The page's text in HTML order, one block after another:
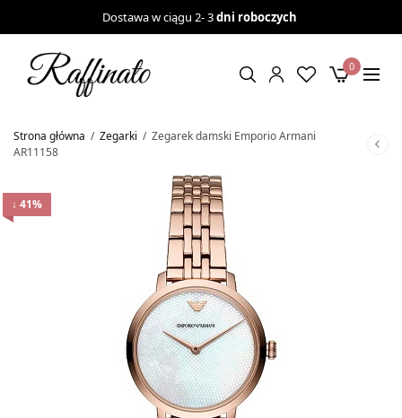
Dostawa w ciągu 2- 3dni roboczych
0
Strona główna / Zegarki / Zegarek damski Emporio Armani
AR11158
↓ 41%